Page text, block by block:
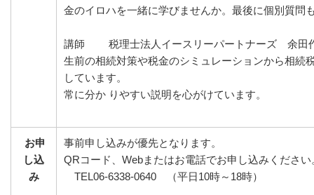
金のイロハを一緒に学びませんか。最後に個別質問
講師 税理士法人イースリーパートナーズ 余田
生前の相続対策や税金のシミュレーションから相続
しています。
常に分か りやすい説明を心がけています。
お申
し込
み
事前申し込みが優先となります。
QRコード、Webまたはお電話でお申し込みください
TEL06-6338-0640 （平日10時～18時）